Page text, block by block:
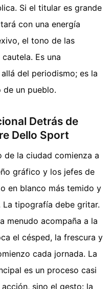
Si el titular es grande
con una energía
el tono de las
Es una
del periodismo; es la
un pueblo.
Detrás de
Dello Sport
de la ciudad comienza a
gráfico y los jefes de
en blanco más temido y
tipografía debe gritar.
menudo acompaña a la
el césped, la frescura y
cada jornada. La
es un proceso casi
sino el gesto: la